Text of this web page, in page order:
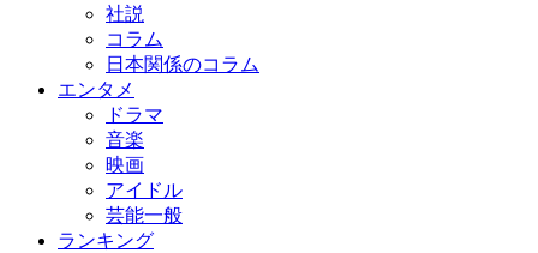
社説
コラム
日本関係のコラム
エンタメ
ドラマ
音楽
映画
アイドル
芸能一般
ランキング